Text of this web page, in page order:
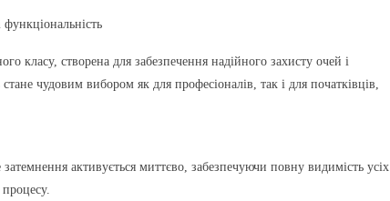
класу, створена для забезпечення надійного захисту очей і
чудовим вибором як для професіоналів, так і для початківців,
затемнення активується миттєво, забезпечуючи повну видимість усіх